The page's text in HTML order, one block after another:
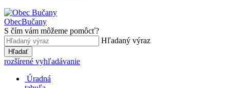
ObecBučany
S čím vám môžeme pomôcť?
Hľadaný výraz
Hľadať
rozšírené vyhľadávanie
Úradná